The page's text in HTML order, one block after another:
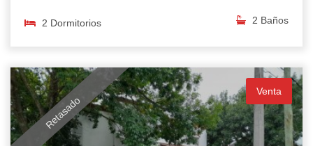
2 Dormitorios 2 Baños
Retasado
Venta